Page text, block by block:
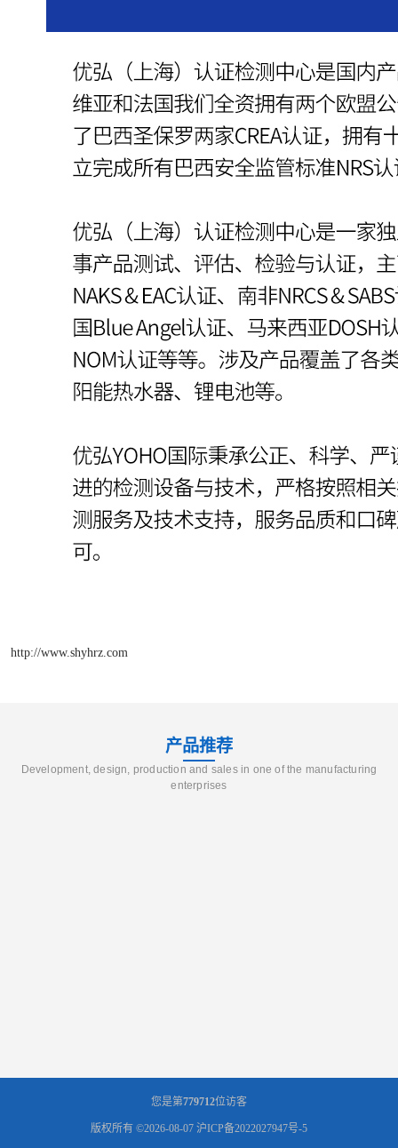
http://www.shyhrz.com
产品推荐
Development, design, production and sales in one of the manufacturing
enterprises
您是第779712位访客
版权所有 ©2026-08-07 沪ICP备2022027947号-5